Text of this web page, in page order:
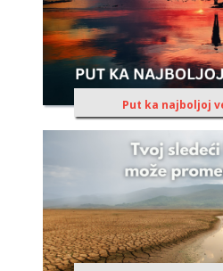
Put ka najboljoj